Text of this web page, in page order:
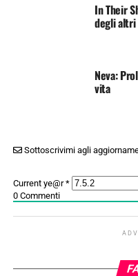
In Their
degli altri
Neva:
vita
Sottoscrivimi agli
Current ye@r*
0Commenti